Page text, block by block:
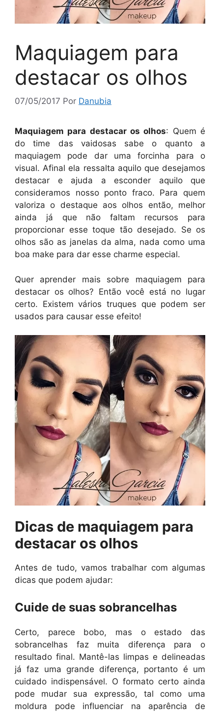
Maquiagem para
destacar os olhos
07/05/2017 Por Danubia
Maquiagem para destacar os olhos: Quem é
do time das vaidosas sabe o quanto a
maquiagem pode dar uma forcinha para o
visual. Afinal ela ressalta aquilo que desejamos
destacar e ajuda a esconder aquilo que
consideramos nosso ponto fraco. Para quem
valoriza o destaque aos olhos então, melhor
ainda já que não faltam recursos para
proporcionar esse toque tão desejado. Se os
olhos são as janelas da alma, nada como uma
boa make para dar esse charme especial.
Quer aprender mais sobre maquiagem para
destacar os olhos? Então você está no lugar
certo. Existem vários truques que podem ser
usados para causar esse efeito!
Dicas de maquiagem para
destacar os olhos
Antes de tudo, vamos trabalhar com algumas
dicas que podem ajudar:
Cuide de suas sobrancelhas
Certo, parece bobo, mas o estado das
sobrancelhas faz muita diferença para o
resultado final. Mantê-las limpas e delineadas
já faz uma grande diferença, portanto é um
cuidado indispensável. O formato certo ainda
pode mudar sua expressão, tal como uma
moldura pode influenciar na aparência de